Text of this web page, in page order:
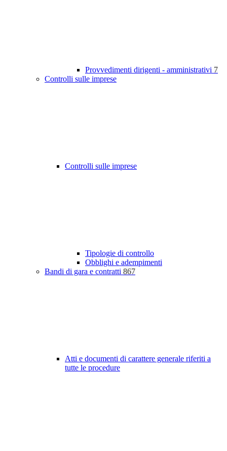
Provvedimenti dirigenti - amministrativi 7
Controlli sulle imprese
Controlli sulle imprese
Tipologie di controllo
Obblighi e adempimenti
Bandi di gara e contratti 867
Atti e documenti di carattere generale riferiti a
tutte le procedure